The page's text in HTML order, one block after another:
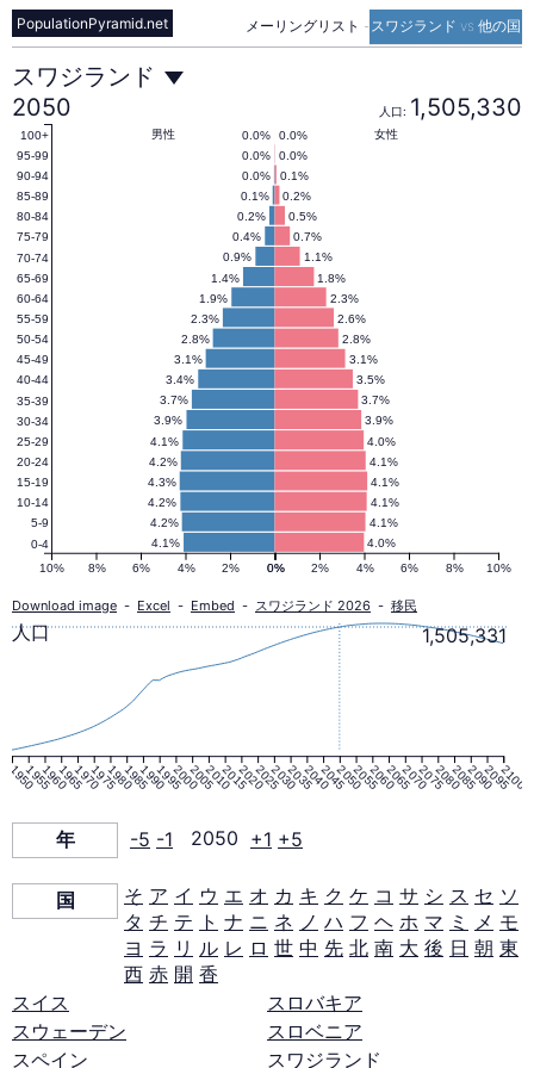
メーリングリスト - スワジランド vs 他の国
PopulationPyramid.net
ス
ワ
ジ
ラ
ン
ド
の
人
口
ラ
ミ
ッ
2050
スワジランド
2050
人口: 1,505,330
4.0%
4.1%
4.1%
4.2%
4.1%
4.2%
4.1%
4.3%
4.1%
4.2%
4.0%
4.1%
3.9%
3.9%
3.7%
3.7%
3.5%
3.4%
3.1%
3.1%
2.8%
2.8%
2.6%
2.3%
2.3%
1.9%
1.8%
1.4%
1.1%
0.9%
0.7%
0.4%
0.5%
0.2%
0.2%
0.1%
0.1%
0.0%
0.0%
0.0%
0.0%
0.0% 女性
男性
0% 2% 4% 6% 8% 10%
10% 8% 6% 4% 2% 0%
0-4
5-9
10-14
15-19
20-24
25-29
30-34
35-39
40-44
45-49
50-54
55-59
60-64
65-69
70-74
75-79
80-84
85-89
90-94
95-99
100+
Download image - Excel - Embed - スワジランド 2026 - 移民
1950195519601965197019751980198519901995200020052010201520202025203020352040204520502055206020652070207520802085209020952100
1,505,331
人口
年 -5 -1 2050 +1 +5
国 そ ア イ ウ エ オ カ キ ク ケ コ サ シ ス セ ソ
タ チ テ ト ナ ニ ネ ノ ハ フ ヘ ホ マ ミ メ モ
ヨ ラ リ ル レ ロ 世 中 先 北 南 大 後 日 朝 東
西 赤 開 香
スイス
スウェーデン
スペイン
スロバキア
スロベニア
スワジランド